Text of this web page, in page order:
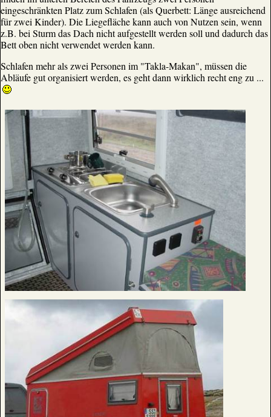
eingeschränkten Platz zum Schlafen (als Querbett: Länge ausreichend
für zwei Kinder). Die Liegefläche kann auch von Nutzen sein, wenn
z.B. bei Sturm das Dach nicht aufgestellt werden soll und dadurch das
Bett oben nicht verwendet werden kann.
Schlafen mehr als zwei Personen im "Takla-Makan", müssen die
Abläufe gut organisiert werden, es geht dann wirklich recht eng zu ...